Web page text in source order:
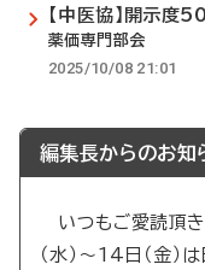
【中医協】開示度
薬価専門部会
2025/10/08 21:01
編集長からのお知
いつもご愛読頂き
（水）～14日（金）